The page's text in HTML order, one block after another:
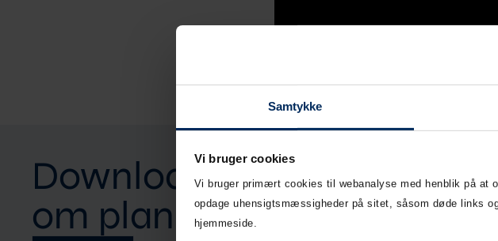
Samtykke
Vi bruger cookies
Vi bruger primært cookies til webanalyse med henblik på
opdage uhensigtsmæssigheder på sitet, såsom døde links
hjemmeside.
Download brochure
om plansiloer